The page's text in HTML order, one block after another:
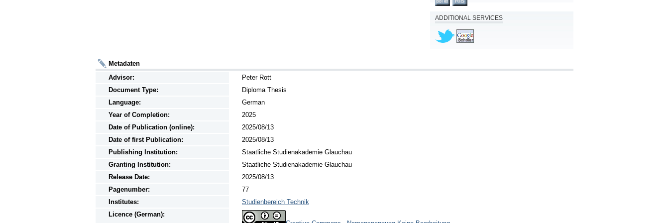
ADDITIONAL SERVICES
Metadaten
Advisor:
Peter Rott
Document Type:
Diploma Thesis
Language:
German
Year of Completion:
2025
Date of Publication (online):
2025/08/13
Date of first Publication:
2025/08/13
Publishing Institution:
Staatliche Studienakademie Glauchau
Granting Institution:
Staatliche Studienakademie Glauchau
Release Date:
2025/08/13
Pagenumber:
77
Institutes:
Studienbereich Technik
Licence (German):